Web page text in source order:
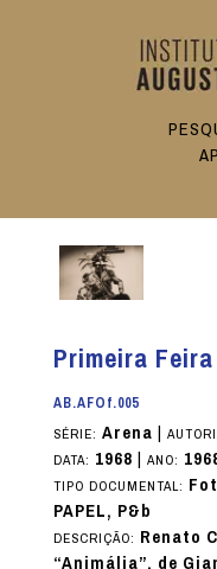
Primeira
AB.AFOf.005
SÉRIE: Arena|
DATA: 1968| ANO:
TIPO DOCUMENTAL:
PAPEL, P&b
DESCRIÇÃO: Renato